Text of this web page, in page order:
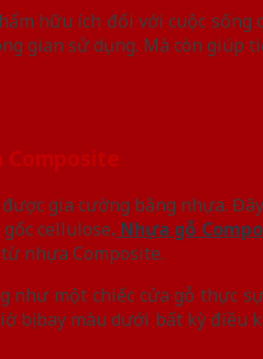
hữu ích đối với cuộc sống
gian sử dụng. Mà còn giúp
Composite
gia cường bằng nhựa.
cellulose. Nhựa gỗ
nhựa Composite.
như một chiếc cửa gỗ thực
bị bay màu dưới bất kỳ điều